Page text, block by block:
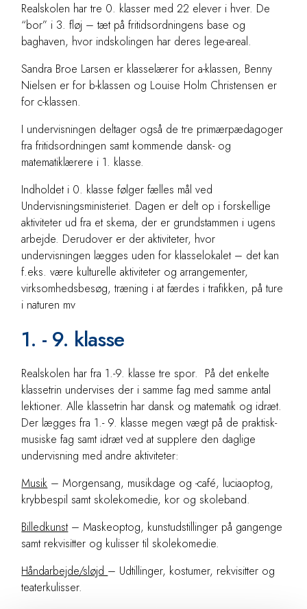
Realskolen har tre 0. klasser med 22 elever i hver. De
“bor” i 3. fløj – tæt på fritidsordningens base og
baghaven, hvor indskolingen har deres lege-areal.
Sandra Broe Larsen er klasselærer for a-klassen, Benny
Nielsen er for b-klassen og Louise Holm Christensen er
for c-klassen.
I undervisningen deltager også de tre primærpædagoger
fra fritidsordningen samt kommende dansk- og
matematiklærere i 1. klasse.
Indholdet i 0. klasse følger fælles mål ved
Undervisningsministeriet. Dagen er delt op i forskellige
aktiviteter ud fra et skema, der er grundstammen i ugens
arbejde. Derudover er der aktiviteter, hvor
undervisningen lægges uden for klasselokalet – det kan
f.eks. være kulturelle aktiviteter og arrangementer,
virksomhedsbesøg, træning i at færdes i trafikken, på ture
i naturen mv
1. - 9. klasse
Realskolen har fra 1.-9. klasse tre spor. På det enkelte
klassetrin undervises der i samme fag med samme antal
lektioner. Alle klassetrin har dansk og matematik og idræt.
Der lægges fra 1.- 9. klasse megen vægt på de praktisk-
musiske fag samt idræt ved at supplere den daglige
undervisning med andre aktiviteter:
Musik – Morgensang, musikdage og -café, luciaoptog,
krybbespil samt skolekomedie, kor og skoleband.
Billedkunst– Maskeoptog, kunstudstillinger på gangenge
samt rekvisitter og kulisser til skolekomedie.
Håndarbejde/sløjd – Udtillinger, kostumer, rekvisitter og
teaterkulisser.